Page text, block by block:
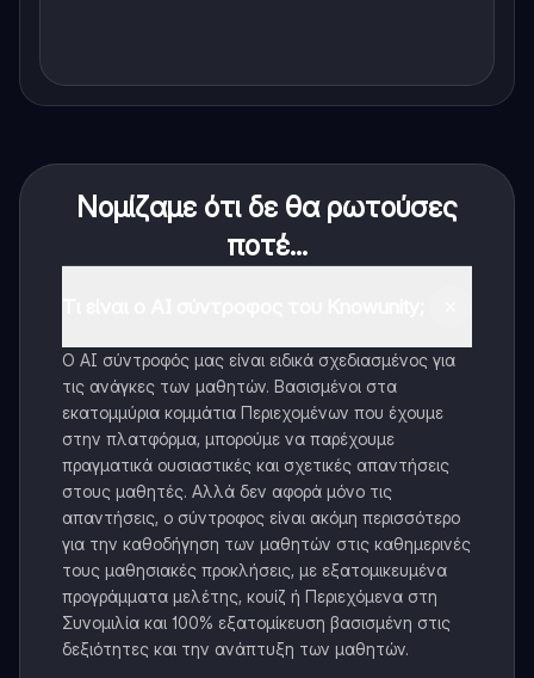
Νομίζαμε ότι δε θα ρωτούσες
ποτέ...
Ο AI σύντροφός μας είναι ειδικά σχεδιασμένος για
τις ανάγκες των μαθητών. Βασισμένοι στα
εκατομμύρια κομμάτια Περιεχομένων που έχουμε
στην πλατφόρμα, μπορούμε να παρέχουμε
πραγματικά ουσιαστικές και σχετικές απαντήσεις
στους μαθητές. Αλλά δεν αφορά μόνο τις
απαντήσεις, ο σύντροφος είναι ακόμη περισσότερο
για την καθοδήγηση των μαθητών στις καθημερινές
τους μαθησιακές προκλήσεις, με εξατομικευμένα
προγράμματα μελέτης, κουίζ ή Περιεχόμενα στη
Συνομιλία και 100% εξατομίκευση βασισμένη στις
δεξιότητες και την ανάπτυξη των μαθητών.